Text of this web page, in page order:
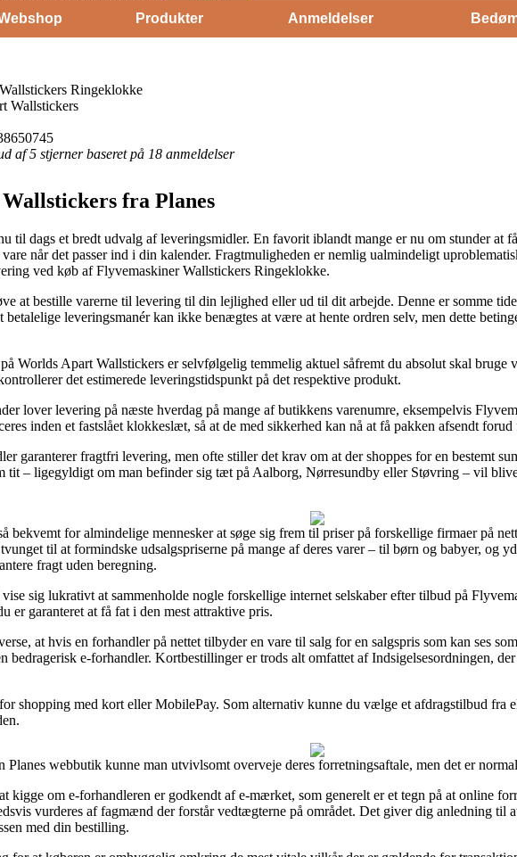
Produkter Anmeldelser
Ringeklokke
Wallstickers
af 5 stjerner baseret på 18 anmeldelser
fra Planes
til dags et bredt udvalg af leveringsmidler. En favorit iblandt mange er nu om stunder at
når det passer ind i din kalender. Fragtmuligheden er nemlig ualmindeligt
ved køb af Flyvemaskiner Wallstickers Ringeklokke.
at bestille varerne til levering til din lejlighed eller ud til dit arbejde. Denne er somme
betalelige leveringsmanér kan ikke benægtes at være at hente ordren selv, men dette
Worlds Apart Wallstickers er selvfølgelig temmelig aktuel såfremt du absolut skal bruge
det estimerede leveringstidspunkt på det respektive produkt.
lover levering på næste hverdag på mange af butikkens varenumre, eksempelvis
inden et fastslået klokkeslæt, så at de med sikkerhed kan nå at få pakken afsendt
garanterer fragtfri levering, men ofte stiller det krav om at der shoppes for en bestemt
tit – ligegyldigt om man befinder sig tæt på Aalborg, Nørresundby eller Støvring – vil
bekvemt for almindelige mennesker at søge sig frem til priser på forskellige firmaer på
til at formindske udsalgspriserne på mange af deres varer – til børn og babyer, og
fragt uden beregning.
sig lukrativt at sammenholde nogle forskellige internet selskaber efter tilbud på
er garanteret at få fat i den mest attraktive pris.
at hvis en forhandler på nettet tilbyder en vare til salg for en salgspris som kan ses
bedragerisk e-forhandler. Kortbestillinger er trods alt omfattet af Indsigelsesordningen,
shopping med kort eller MobilePay. Som alternativ kunne du vælge et afdragstilbud
Planes webbutik kunne man utvivlsomt overveje deres forretningsaftale, men det er
kigge om e-forhandleren er godkendt af e-mærket, som generelt er et tegn på at online
vurderes af fagmænd der forstår vedtægterne på området. Det giver dig anledning til
med din bestilling.